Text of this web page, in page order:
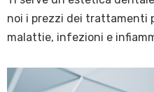
noi i prezzi dei trattamenti
malattie, infezioni e